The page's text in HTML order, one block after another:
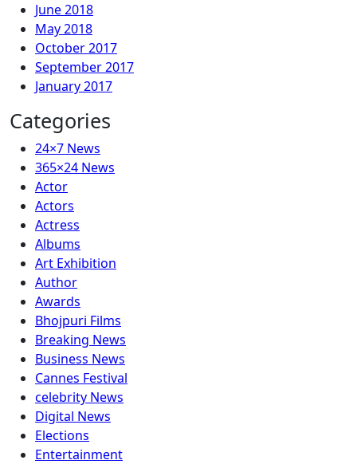
June 2018
May 2018
October 2017
September 2017
January 2017
Categories
24×7 News
365×24 News
Actor
Actors
Actress
Albums
Art Exhibition
Author
Awards
Bhojpuri Films
Breaking News
Business News
Cannes Festival
celebrity News
Digital News
Elections
Entertainment